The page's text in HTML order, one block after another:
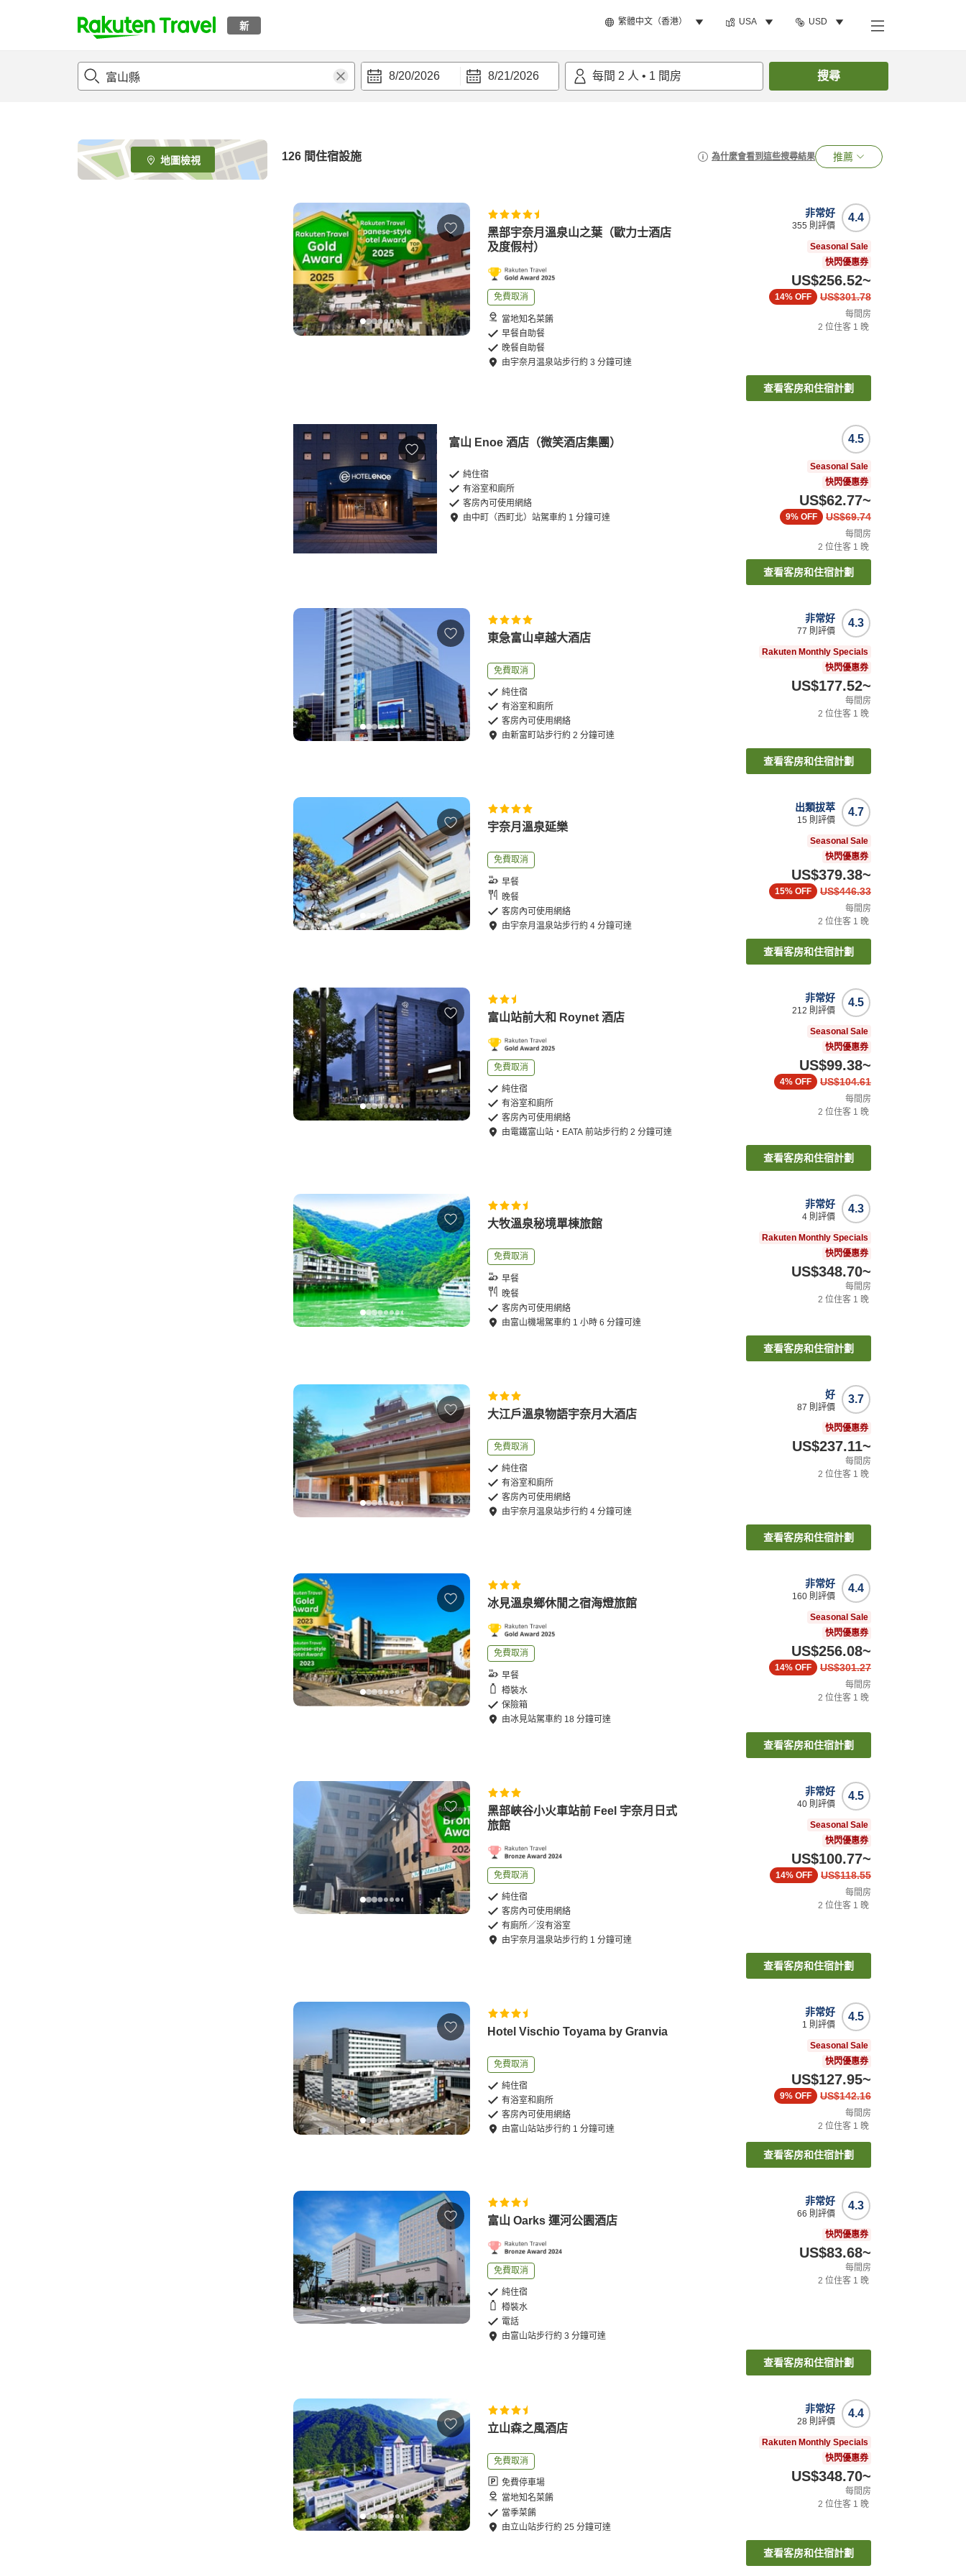
新 繁體中文（香港） USA USD
t
p
e
_
s
8/20/2026 8/21/2026 每間 2 人 • 1 間房 搜尋
地圖檢視 126 間住宿設施 為什麼會看到這些搜尋結果 推薦
黑部宇奈月溫泉山之葉（歐力士酒店
及度假村）
免費取消
當地知名菜餚
早餐自助餐
晚餐自助餐
由宇奈月温泉站步行約3 分鐘可達
4.4
非常好
355 則評價
Seasonal Sale
快閃優惠券
US$256.52~
US$301.78
14% OFF
每間房
2 位住客 1 晚
查看客房和住宿計劃
富山 Enoe 酒店（微笑酒店集團）
純住宿
有浴室和廁所
客房內可使用網絡
由中町（西町北）站駕車約 1 分鐘可達
4.5
Seasonal Sale
快閃優惠券
US$62.77~
US$69.74
9% OFF
每間房
2 位住客 1 晚
查看客房和住宿計劃
東急富山卓越大酒店
免費取消
純住宿
有浴室和廁所
客房內可使用網絡
由新富町站步行約2 分鐘可達
4.3
非常好
77 則評價
Rakuten Monthly Specials
快閃優惠券
US$177.52~
每間房
2 位住客 1 晚
查看客房和住宿計劃
宇奈月溫泉延樂
免費取消
早餐
晚餐
客房內可使用網絡
由宇奈月温泉站步行約4 分鐘可達
4.7
出類拔萃
15 則評價
Seasonal Sale
快閃優惠券
US$379.38~
US$446.33
15% OFF
每間房
2 位住客 1 晚
查看客房和住宿計劃
富山站前大和 Roynet 酒店
免費取消
純住宿
有浴室和廁所
客房內可使用網絡
由電鐵富山站・EATA 前站步行約2 分鐘可達
4.5
非常好
212 則評價
Seasonal Sale
快閃優惠券
US$99.38~
US$104.61
4% OFF
每間房
2 位住客 1 晚
查看客房和住宿計劃
大牧溫泉秘境單棟旅館
免費取消
早餐
晚餐
客房內可使用網絡
由富山機場駕車約 1 小時6 分鐘可達
4.3
非常好
4 則評價
Rakuten Monthly Specials
快閃優惠券
US$348.70~
每間房
2 位住客 1 晚
查看客房和住宿計劃
大江戶溫泉物語宇奈月大酒店
免費取消
純住宿
有浴室和廁所
客房內可使用網絡
由宇奈月温泉站步行約4 分鐘可達
3.7
好
87 則評價
快閃優惠券
US$237.11~
每間房
2 位住客 1 晚
查看客房和住宿計劃
冰見溫泉鄉休閒之宿海燈旅館
免費取消
早餐
樽裝水
保險箱
由冰見站駕車約 18 分鐘可達
4.4
非常好
160 則評價
Seasonal Sale
快閃優惠券
US$256.08~
US$301.27
14% OFF
每間房
2 位住客 1 晚
查看客房和住宿計劃
黑部峽谷小火車站前 Feel 宇奈月日式
旅館
免費取消
純住宿
客房內可使用網絡
有廁所／沒有浴室
由宇奈月温泉站步行約 1 分鐘可達
4.5
非常好
40 則評價
Seasonal Sale
快閃優惠券
US$100.77~
US$118.55
14% OFF
每間房
2 位住客 1 晚
查看客房和住宿計劃
Hotel Vischio Toyama by Granvia
免費取消
純住宿
有浴室和廁所
客房內可使用網絡
由富山站站步行約 1 分鐘可達
4.5
非常好
1 則評價
Seasonal Sale
快閃優惠券
US$127.95~
US$142.16
9% OFF
每間房
2 位住客 1 晚
查看客房和住宿計劃
富山 Oarks 運河公園酒店
免費取消
純住宿
樽裝水
電話
由富山站步行約3 分鐘可達
4.3
非常好
66 則評價
快閃優惠券
US$83.68~
每間房
2 位住客 1 晚
查看客房和住宿計劃
立山森之風酒店
免費取消
免費停車場
當地知名菜餚
當季菜餚
由立山站步行約25 分鐘可達
4.4
非常好
28 則評價
Rakuten Monthly Specials
快閃優惠券
US$348.70~
每間房
2 位住客 1 晚
查看客房和住宿計劃